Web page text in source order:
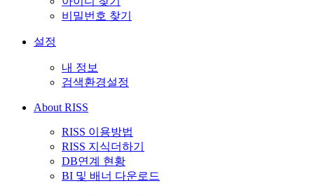
비밀번호 찾기
설정
내 정보
검색환경설정
About RISS
RISS 이용방법
RISS 지식더하기
DB연계 현황
BI 및 배너 다운로드